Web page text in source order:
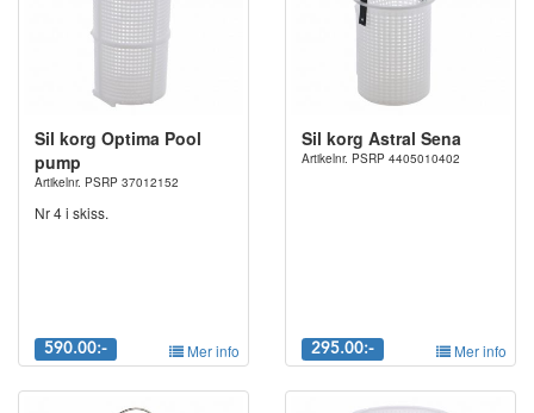
Sil korg Optima Pool
pump
Artikelnr. PSRP 37012152
Nr 4 i skiss.
590.00:- Mer info
Sil korg Astral Sena
Artikelnr. PSRP 4405010402
295.00:- Mer info